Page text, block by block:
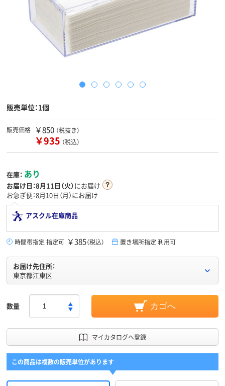
販売単位：1個
販売価格 ￥850 （税抜き）
￥935 （税込）
在庫： あり
お届け日：8月11日（火）にお届け
お急ぎ便：8月10日（月）にお届け
アスクル在庫商品
時間帯指定 指定可 ￥385（税込） 置き場所指定 利用可
お届け先住所：
東京都江東区
数量 カゴへ
マイカタログへ登録
この商品は複数の販売単位があります